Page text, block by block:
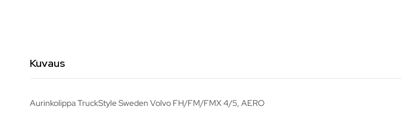
Kuvaus
Aurinkolippa TruckStyle Sweden Volvo FH/FM/FMX 4/5, AERO